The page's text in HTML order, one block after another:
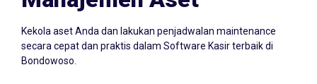
secara cepat dan praktis dalam Software Kasir terbaik di
Bondowoso.